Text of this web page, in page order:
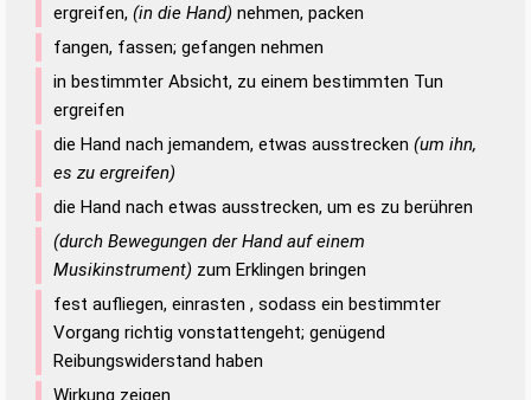
ergreifen, (in die Hand) nehmen, packen
fangen, fassen; gefangen nehmen
in bestimmter Absicht, zu einem bestimmten Tun
ergreifen
die Hand nach jemandem, etwas ausstrecken (um ihn,
es zu ergreifen)
die Hand nach etwas ausstrecken, um es zu berühren
(durch Bewegungen der Hand auf einem
Musikinstrument) zum Erklingen bringen
fest aufliegen, einrasten , sodass ein bestimmter
Vorgang richtig vonstattengeht; genügend
Reibungswiderstand haben
Wirkung zeigen